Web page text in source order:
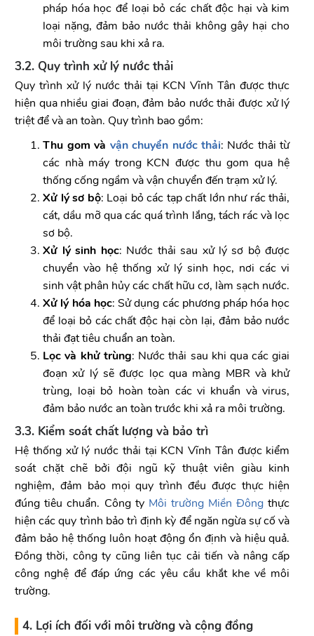
pháp hóa học để loại bỏ các chất độc hại và kim
loại nặng, đảm bảo nước thải không gây hại cho
môi trường sau khi xả ra.
3.2. Quy trình xử lý nước thải
Quy trình xử lý nước thải tại KCN Vĩnh Tân được thực
hiện qua nhiều giai đoạn, đảm bảo nước thải được xử lý
triệt để và an toàn. Quy trình bao gồm:
Thu gom và vận chuyển nước thải: Nước thải từ
các nhà máy trong KCN được thu gom qua hệ
thống cống ngầm và vận chuyển đến trạm xử lý.
Xử lý sơ bộ: Loại bỏ các tạp chất lớn như rác thải,
cát, dầu mỡ qua các quá trình lắng, tách rác và lọc
sơ bộ.
Xử lý sinh học: Nước thải sau xử lý sơ bộ được
chuyển vào hệ thống xử lý sinh học, nơi các vi
sinh vật phân hủy các chất hữu cơ, làm sạch nước.
Xử lý hóa học: Sử dụng các phương pháp hóa học
để loại bỏ các chất độc hại còn lại, đảm bảo nước
thải đạt tiêu chuẩn an toàn.
Lọc và khử trùng: Nước thải sau khi qua các giai
đoạn xử lý sẽ được lọc qua màng MBR và khử
trùng, loại bỏ hoàn toàn các vi khuẩn và virus,
đảm bảo nước an toàn trước khi xả ra môi trường.
3.3. Kiểm soát chất lượng và bảo trì
Hệ thống xử lý nước thải tại KCN Vĩnh Tân được kiểm
soát chặt chẽ bởi đội ngũ kỹ thuật viên giàu kinh
nghiệm, đảm bảo mọi quy trình đều được thực hiện
đúng tiêu chuẩn. Công ty Môi trường Miền Đông thực
hiện các quy trình bảo trì định kỳ để ngăn ngừa sự cố và
đảm bảo hệ thống luôn hoạt động ổn định và hiệu quả.
Đồng thời, công ty cũng liên tục cải tiến và nâng cấp
công nghệ để đáp ứng các yêu cầu khắt khe về môi
trường.
4. Lợi ích đối với môi trường và cộng đồng